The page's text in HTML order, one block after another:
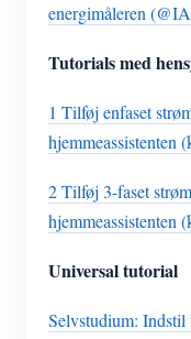
energimåleren
Tutorials med
1 Tilføj enfaset
hjemmeassistenten
2 Tilføj 3-faset
hjemmeassistenten
Universal tutorial
Selvstudium: Indstil